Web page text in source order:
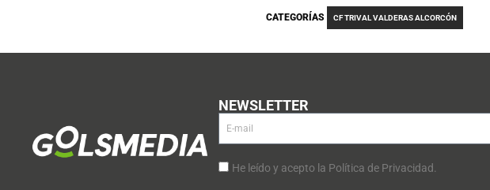
CATEGORÍAS CF TRIVAL VALDERAS ALCORCÓN
NEWSLETTER
He leído y acepto la Política de Privacidad.